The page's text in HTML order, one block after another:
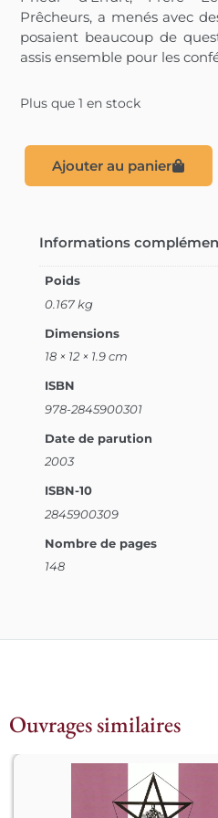
Prêcheurs, a menés avec
posaient beaucoup de
assis ensemble pour les
Plus que 1 en stock
Ajouter au panier
Informations
Poids
0.167 kg
Dimensions
18 × 12 × 1.9 cm
ISBN
978-2845900301
Date de parution
2003
ISBN-10
2845900309
Nombre de pages
148
Ouvrages similaires